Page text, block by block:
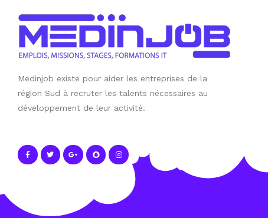
Medinjob existe pour aider les entreprises de la
région Sud à recruter les talents nécessaires au
développement de leur activité.